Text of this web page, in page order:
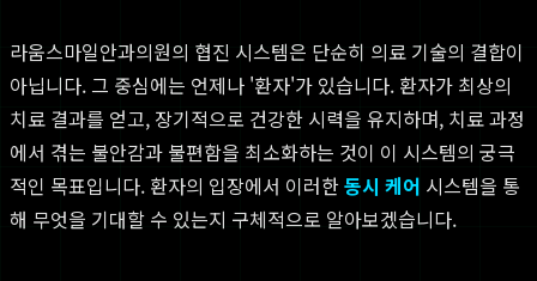
라움스마일안과의원의 협진 시스템은 단순히 의료 기술의 결합이
아닙니다. 그 중심에는 언제나 '환자'가 있습니다. 환자가 최상의
치료 결과를 얻고, 장기적으로 건강한 시력을 유지하며, 치료 과정
에서 겪는 불안감과 불편함을 최소화하는 것이 이 시스템의 궁극
적인 목표입니다. 환자의 입장에서 이러한동시 케어 시스템을 통
해 무엇을 기대할 수 있는지 구체적으로 알아보겠습니다.